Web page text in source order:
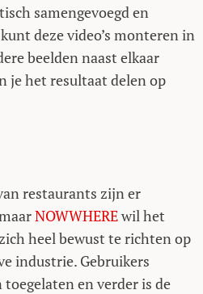
samengevoegd en
deze video’s monteren in
beelden naast elkaar
je het resultaat delen op
restaurants zijn er
NOWWHEREwil het
heel bewust te richten op
industrie. Gebruikers
en verder is de